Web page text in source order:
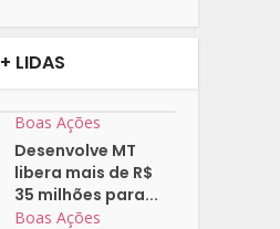
+ LIDAS
Boas Ações
Desenvolve MT
libera mais de R$
35 milhões para...
Boas Ações